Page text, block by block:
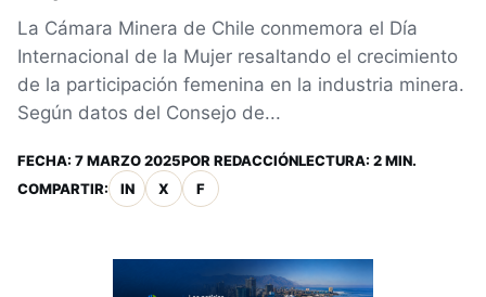
La Cámara Minera de Chile conmemora el Día
Internacional de la Mujer resaltando el crecimiento
de la participación femenina en la industria minera.
Según datos del Consejo de...
FECHA: 7 MARZO 2025POR REDACCIÓNLECTURA: 2 MIN.
COMPARTIR:
IN X F